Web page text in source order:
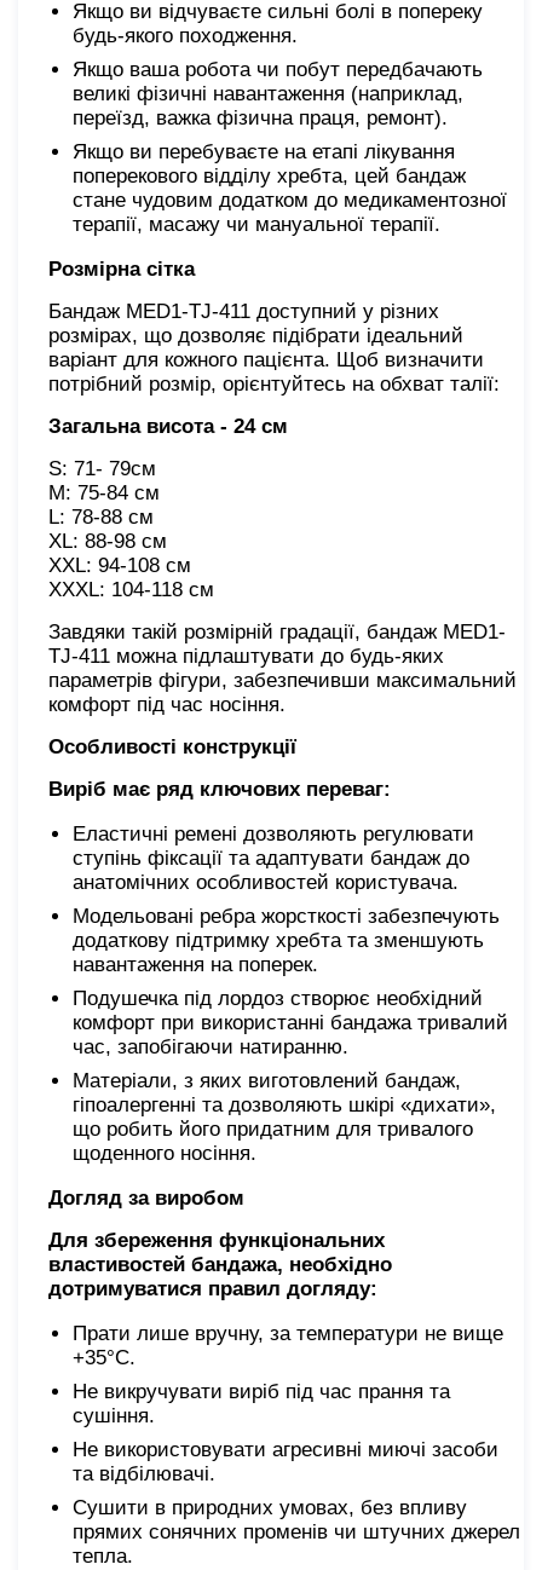
Якщо ви відчуваєте сильні болі в попереку
будь-якого походження.
Якщо ваша робота чи побут передбачають
великі фізичні навантаження (наприклад,
переїзд, важка фізична праця, ремонт).
Якщо ви перебуваєте на етапі лікування
поперекового відділу хребта, цей бандаж
стане чудовим додатком до медикаментозної
терапії, масажу чи мануальної терапії.
Розмірна сітка
Бандаж MED1-TJ-411 доступний у різних
розмірах, що дозволяє підібрати ідеальний
варіант для кожного пацієнта. Щоб визначити
потрібний розмір, орієнтуйтесь на обхват талії:
Загальна висота - 24 см
S: 71- 79см
M: 75-84 см
L: 78-88 см
XL: 88-98 см
XXL: 94-108 см
XXXL: 104-118 см
Завдяки такій розмірній градації, бандаж MED1-
TJ-411 можна підлаштувати до будь-яких
параметрів фігури, забезпечивши максимальний
комфорт під час носіння.
Особливості конструкції
Виріб має ряд ключових переваг:
Еластичні ремені дозволяють регулювати
ступінь фіксації та адаптувати бандаж до
анатомічних особливостей користувача.
Модельовані ребра жорсткості забезпечують
додаткову підтримку хребта та зменшують
навантаження на поперек.
Подушечка під лордоз створює необхідний
комфорт при використанні бандажа тривалий
час, запобігаючи натиранню.
Матеріали, з яких виготовлений бандаж,
гіпоалергенні та дозволяють шкірі «дихати»,
що робить його придатним для тривалого
щоденного носіння.
Догляд за виробом
Для збереження функціональних
властивостей бандажа, необхідно
дотримуватися правил догляду:
Прати лише вручну, за температури не вище
+35°C.
Не викручувати виріб під час прання та
сушіння.
Не використовувати агресивні миючі засоби
та відбілювачі.
Сушити в природних умовах, без впливу
прямих сонячних променів чи штучних джерел
тепла.